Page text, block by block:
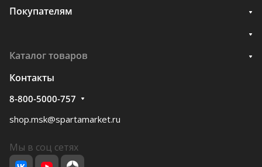
Покупателям
Каталог товаров
Контакты
8-800-5000-757
shop.msk@spartamarket.ru
Мы в соц сетях